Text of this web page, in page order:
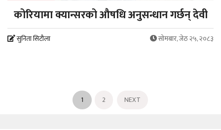
कोरियामा क्यान्सरको औषधि अनुसन्धान गर्छन् देवी
सुनिता सिटौला सोमबार, जेठ २५, २०८३
1 2 NEXT